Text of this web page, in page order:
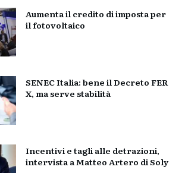
Aumenta il credito di imposta per
il fotovoltaico
SENEC Italia: bene il Decreto FER
X, ma serve stabilità
Incentivi e tagli alle detrazioni,
intervista a Matteo Artero di Soly